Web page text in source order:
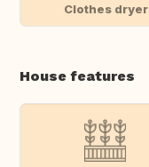
Clothes dryer
House features